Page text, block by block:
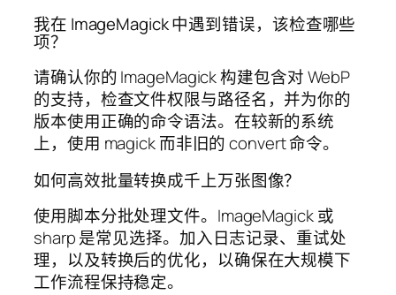
我在 ImageMagick 中遇到错误，该检查哪些
项？
请确认你的 ImageMagick 构建包含对 WebP
的支持，检查文件权限与路径名，并为你的
版本使用正确的命令语法。在较新的系统
上，使用 magick 而非旧的 convert 命令。
如何高效批量转换成千上万张图像？
使用脚本分批处理文件。ImageMagick 或
sharp 是常见选择。加入日志记录、重试处
理，以及转换后的优化，以确保在大规模下
工作流程保持稳定。